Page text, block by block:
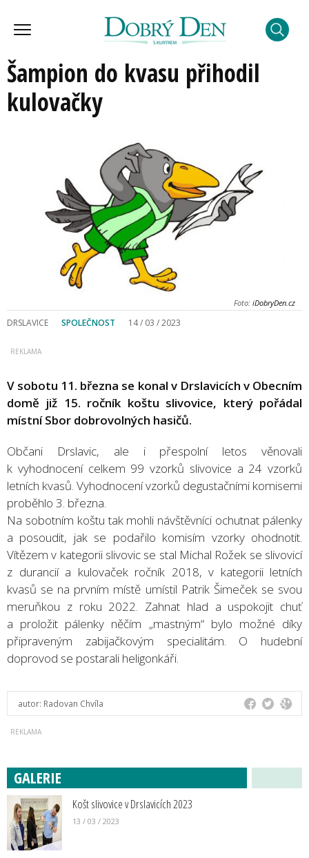
Šampion do kvasu přihodil
kulovačky
Foto: iDobryDen.cz
DRSLAVICE SPOLEČNOST 14 / 03 / 2023
V sobotu 11. března se konal v Drslavicích v Obecním
domě již 15. ročník koštu slivovice, který pořádal
místní Sbor dobrovolných hasičů.
Občani Drslavic, ale i přespolní letos věnovali
k vyhodnocení celkem 99 vzorků slivovice a 24 vzorků
letních kvasů. Vyhodnocení vzorků degustačními komisemi
proběhlo 3. března.
Na sobotním koštu tak mohli návštěvníci ochutnat pálenky
a posoudit, jak se podařilo komisím vzorky ohodnotit.
Vítězem v kategorii slivovic se stal Michal Rožek se slivovicí
z durancií a kulovaček ročník 2018, v kategorii letních
kvasů se na prvním místě umístil Patrik Šimeček se svou
meruňkou z roku 2022. Zahnat hlad a uspokojit chuť
a proložit pálenky něčím „mastným“ bylo možné díky
připraveným zabijačkovým specialitám. O hudební
doprovod se postarali heligonkáři.
autor: Radovan Chvíla
GALERIE
Košt slivovice v Drslavicích 2023
13 / 03 / 2023